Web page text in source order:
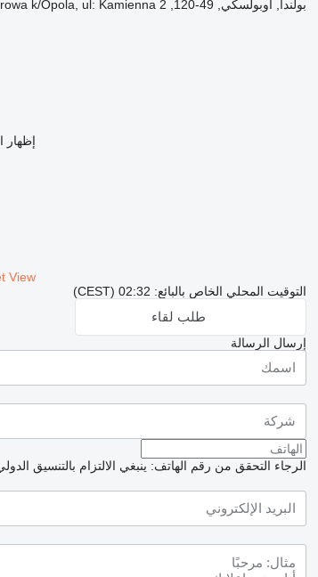
بولندا, أوبولسكي, 49-120, Dabrowa k/Opola, ul: Kamienna 2
إظهار
View
التوقيت المحلي الخاص بالبائع: 02:32 (CEST)
طلب لقاء
إرسال الرسالة
الرجاء التحقق من رقم الهاتف: ينبغي الالتزام بالتنسيق